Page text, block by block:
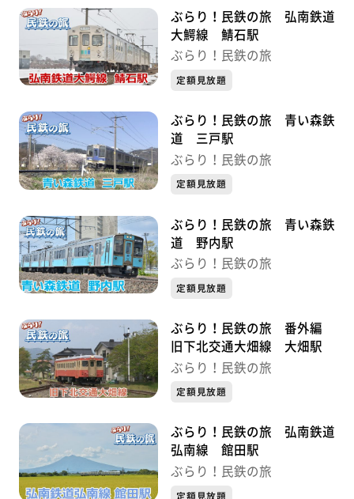
ぶらり！民鉄の旅 弘南鉄道
大鰐線 鯖石駅
ぶらり！民鉄の旅
定額見放題
ぶらり！民鉄の旅 青い森鉄
道 三戸駅
ぶらり！民鉄の旅
定額見放題
ぶらり！民鉄の旅 青い森鉄
道 野内駅
ぶらり！民鉄の旅
定額見放題
ぶらり！民鉄の旅 番外編
旧下北交通大畑線 大畑駅
ぶらり！民鉄の旅
定額見放題
ぶらり！民鉄の旅 弘南鉄道
弘南線 館田駅
ぶらり！民鉄の旅
定額見放題